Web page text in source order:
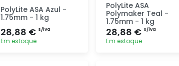
PolyLite ASA Azul -
1.75mm - 1 kg
28,88 € s/iva
Em estoque
PolyLite ASA
Polymaker Teal -
1.75mm - 1 kg
28,88 € s/iva
Em estoque